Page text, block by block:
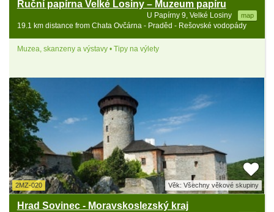
Ruční papírna Velké Losiny – Muzeum papíru
U Papírny 9, Velké Losiny map
19.1 km distance from Chata Ovčárna - Praděd - Rešovské vodopády
Muzea, skanzeny a výstavy • Tipy na výlety
2MZ-020 Věk: Všechny věkové skupiny
Hrad Sovinec - Moravskoslezský kraj